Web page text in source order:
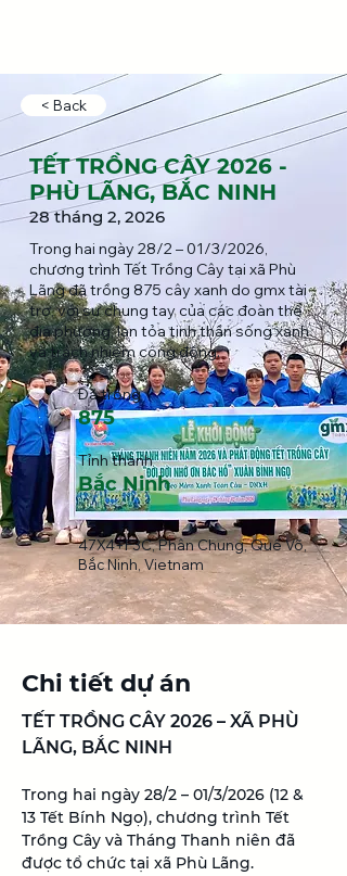
< Back
TẾT TRỒNG CÂY 2026 -
PHÙ LÃNG, BẮC NINH
28 tháng 2, 2026
Trong hai ngày 28/2 – 01/3/2026,
chương trình Tết Trồng Cây tại xã Phù
Lãng đã trồng 875 cây xanh do gmx tài
trợ, với sự chung tay của các đoàn thể
địa phương, lan tỏa tinh thần sống xanh
và trách nhiệm cộng đồng.
Đã trồng
875
Tỉnh thành
Bắc Ninh
47X4+F3C, Phân Chung, Quế Võ,
Bắc Ninh, Vietnam
Chi tiết dự án
TẾT TRỒNG CÂY 2026 – XÃ PHÙ
LÃNG, BẮC NINH
Trong hai ngày 28/2 – 01/3/2026 (12 &
13 Tết Bính Ngọ), chương trình Tết
Trồng Cây và Tháng Thanh niên đã
được tổ chức tại xã Phù Lãng.